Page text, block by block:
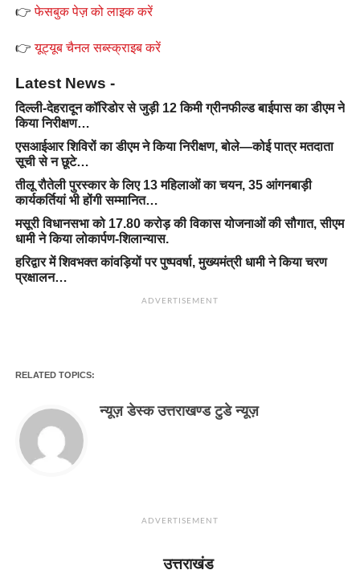
👉फेसबुक पेज़ को लाइक करें
👉यूट्यूब चैनल सब्स्क्राइब करें
Latest News -
दिल्ली-देहरादून कॉरिडोर से जुड़ी 12 किमी ग्रीनफील्ड बाईपास का डीएम ने
किया निरीक्षण…
एसआईआर शिविरों का डीएम ने किया निरीक्षण, बोले—कोई पात्र मतदाता
सूची से न छूटे…
तीलू रौतेली पुरस्कार के लिए 13 महिलाओं का चयन, 35 आंगनबाड़ी
कार्यकर्तियां भी होंगी सम्मानित…
मसूरी विधानसभा को 17.80 करोड़ की विकास योजनाओं की सौगात, सीएम
धामी ने किया लोकार्पण-शिलान्यास.
हरिद्वार में शिवभक्त कांवड़ियों पर पुष्पवर्षा, मुख्यमंत्री धामी ने किया चरण
प्रक्षालन…
ADVERTISEMENT
RELATED TOPICS:
न्यूज़ डेस्क उत्तराखण्ड टुडे न्यूज़
ADVERTISEMENT
उत्तराखंड